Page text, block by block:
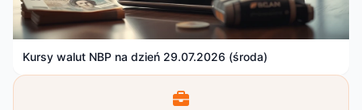
Kursy walut NBP na dzień 29.07.2026 (środa)